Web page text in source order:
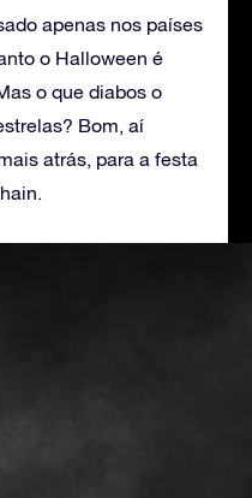
apenas nos países
o Halloween é
o que diabos o
Bom, aí
atrás, para a festa